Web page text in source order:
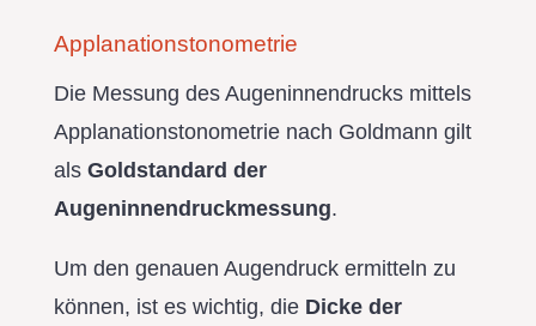
Applanationstonometrie
Die Messung des Augeninnendrucks mittels
Applanationstonometrie nach Goldmann gilt
als Goldstandard der
Augeninnendruckmessung.
Um den genauen Augendruck ermitteln zu
können, ist es wichtig, die Dicke der